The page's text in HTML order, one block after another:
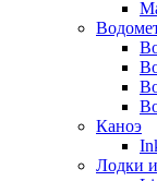
Каноэ
Лодки и